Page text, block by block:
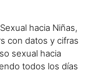
hacia Niñas,
con datos y cifras
sexual hacia
todos los días